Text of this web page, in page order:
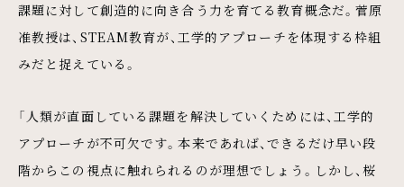
課題に対して創造的に向き合う力を育てる教育概念だ。菅原
准教授は、STEAM教育が、工学的アプローチを体現する枠組
みだと捉えている。
「人類が直面している課題を解決していくためには、工学的
アプローチが不可欠です。本来であれば、できるだけ早い段
階からこの視点に触れられるのが理想でしょう。しかし、桜